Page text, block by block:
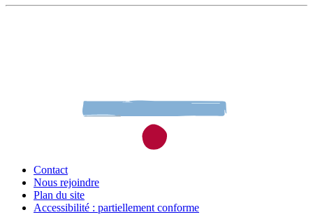
Contact
Nous rejoindre
Plan du site
Accessibilité : partiellement conforme